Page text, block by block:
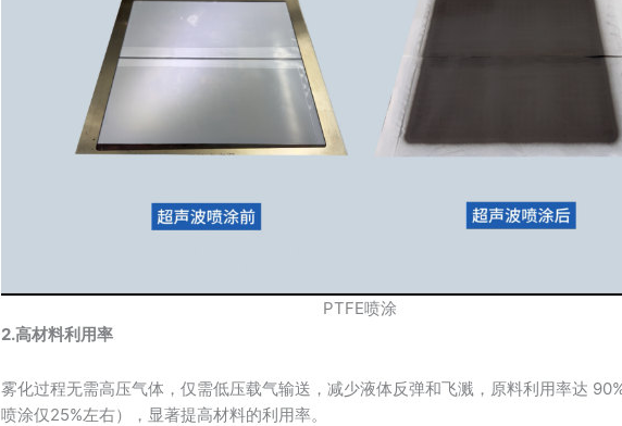
PTFE喷涂
2.高材料利用率
雾化过程无需高压气体，仅需低压载气输送，减少液体反弹和飞溅，原料利用率达
喷涂仅25%左右），显著提高材料的利用率。